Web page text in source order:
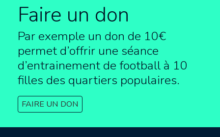
Faire un don
Par exemple un don de 10€
permet d’offrir une séance
d’entrainement de football à 10
filles des quartiers populaires.
FAIRE UN DON